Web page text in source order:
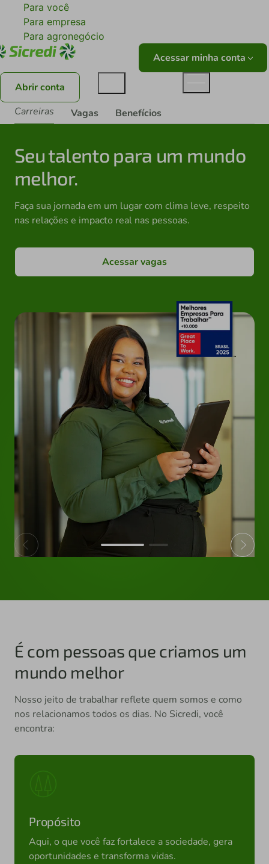
Para você
Para empresa
Para agronegócio
Acessar minha conta
Abrir conta
Carreiras
Vagas Benefícios
Seu talento para um mundo
melhor.
Faça sua jornada em um lugar com clima leve, respeito
nas relações e impacto real nas pessoas.
Acessar vagas
É com pessoas que criamos um
mundo melhor
Nosso jeito de trabalhar reflete quem somos e como
nos relacionamos todos os dias. No Sicredi, você
encontra:
Propósito
Aqui, o que você faz fortalece a sociedade, gera
oportunidades e transforma vidas.